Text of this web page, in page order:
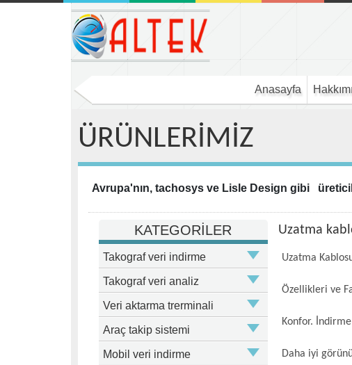
Anasayfa
ÜRÜNLERİMİZ
Avrupa'nın, tachosys ve Lisle Design gibi
KATEGORİLER
Takograf veri indirme
Takograf veri analiz
Veri aktarma trerminali
Araç takip sistemi
Mobil veri indirme
Uzatma
Uzatma
Özellikleri ve
Konfor. İndirme
Daha iyi